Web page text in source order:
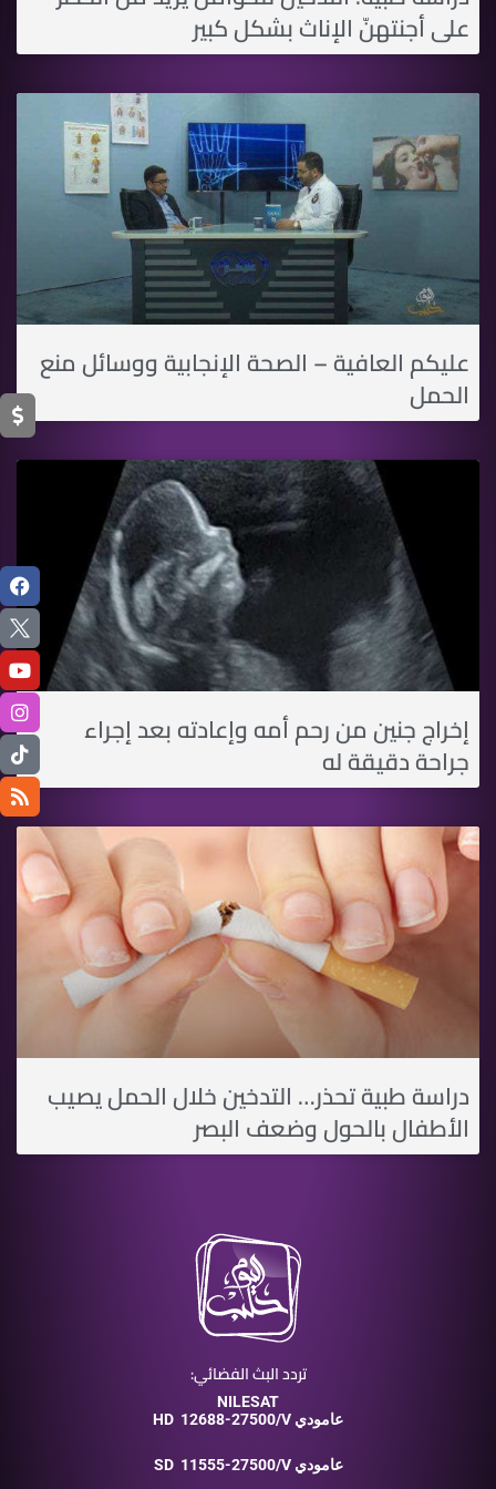
على أجنتهنّ الإناث بشكل كبير
عليكم العافية – الصحة الإنجابية ووسائل منع
الحمل
إخراج جنين من رحم أمه وإعادته بعد إجراء
جراحة دقيقة له
دراسة طبية تحذر… التدخين خلال الحمل يصيب
الأطفال بالحول وضعف البصر
تردد البث الفضائي:
NILESAT
HD
12688-27500/V عامودي
SD 11555-27500/V عامودي